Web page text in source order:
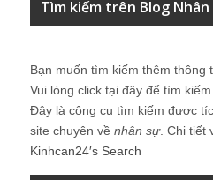
Tìm kiếm trên Blog Nhân
Bạn muốn tìm kiếm thêm thông
Vui lòng click tại đây để tìm
Đây là công cụ tìm kiếm được
site chuyên về nhân sự. Chi tiết
Kinhcan24′s Search